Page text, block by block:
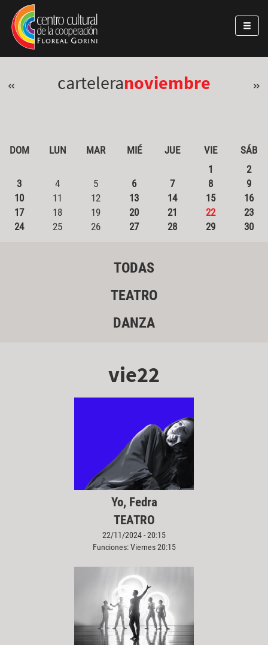
Pasar al contenido principal
Jump to main content
« carteleranoviembre »
DOM LUN MAR MIÉ JUE VIE
SÁB
1
2
3
4 5 6 7 8
9
10
11 12 13 14 15
16
17
18 19 20 21 22
23
24
25 26 27 28 29 30
TODAS
TEATRO
DANZA
vie22
Yo, Fedra
TEATRO
22/11/2024 - 20:15
Funciones: Viernes 20:15